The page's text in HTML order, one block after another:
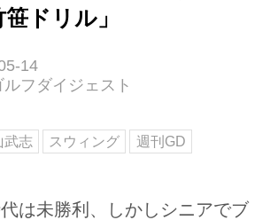
ドリル」
14
フダイジェスト
武志 スウィング 週刊GD
は未勝利、しかしシニアでブ